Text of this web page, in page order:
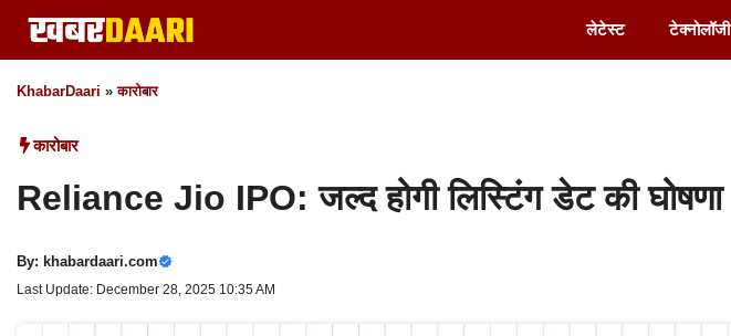
Skip
to
content
लेटेस्ट टेक्नोलॉजी
KhabarDaari »कारोबार
कारोबार
Reliance Jio IPO: जल्द होगी लिस्टिंग डेट की घोषणा
By: khabardaari.com
Last Update: December 28, 2025 10:35 AM